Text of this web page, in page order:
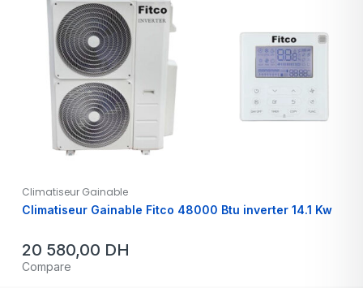
Climatiseur Gainable
Climatiseur Gainable Fitco 48000 Btu inverter 14.1 Kw
20 580,00 DH
Compare